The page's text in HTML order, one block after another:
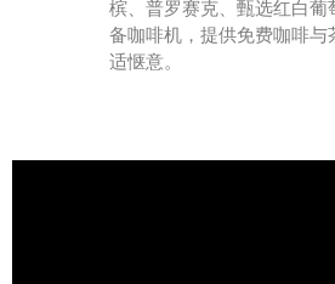
槟、普罗赛克、甄选红白
备咖啡机，提供免费咖啡
适惬意。